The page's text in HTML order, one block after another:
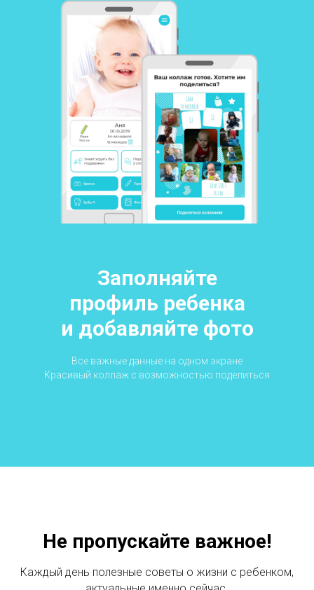
Заполняйте
профиль ребенка
и добавляйте фото
Все важные данные на одном экране
Красивый коллаж с возможностью поделиться
Не пропускайте важное!
Каждый день полезные советы о жизни с ребенком,